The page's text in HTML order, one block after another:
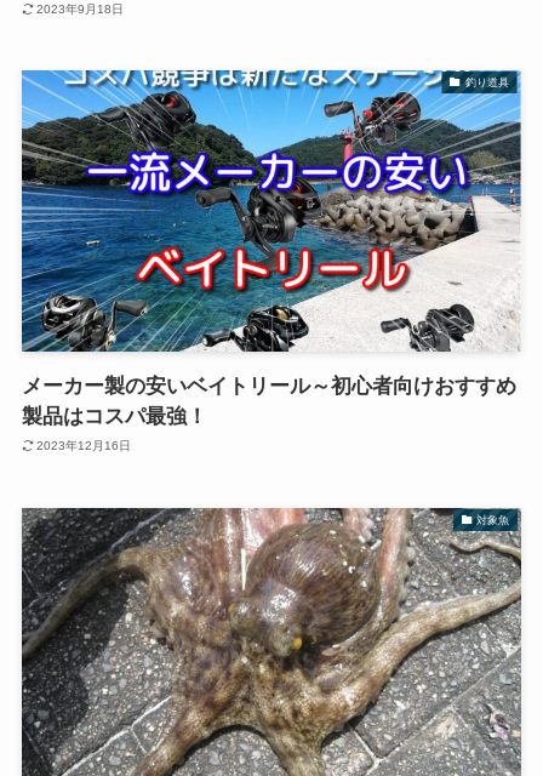
2023年9月18日
釣り道具
メーカー製の安いベイトリール～初心者向けおすすめ
製品はコスパ最強！
2023年12月16日
対象魚